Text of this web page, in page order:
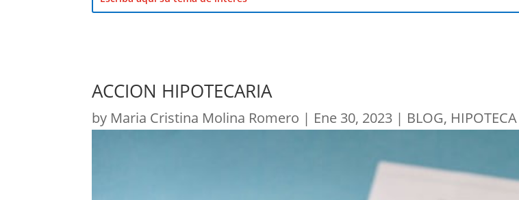
ACCION HIPOTECARIA
by Maria Cristina Molina Romero | Ene 30, 2023 | BLOG, HIPOTECA